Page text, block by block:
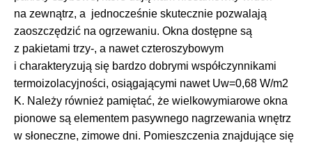
na zewnątrz, a jednocześnie skutecznie pozwalają
zaoszczędzić na ogrzewaniu. Okna dostępne są
z pakietami trzy-, a nawet czteroszybowym
i charakteryzują się bardzo dobrymi współczynnikami
termoizolacyjności, osiągającymi nawet Uw=0,68 W/m2
K. Należy również pamiętać, że wielkowymiarowe okna
pionowe są elementem pasywnego nagrzewania wnętrz
w słoneczne, zimowe dni. Pomieszczenia znajdujące się